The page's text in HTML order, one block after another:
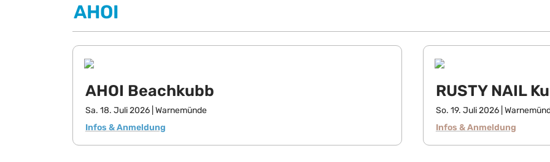
AHOI
AHOI Beachkubb
Sa. 18. Juli 2026 | Warnemünde
Infos & Anmeldung
RUSTY NAIL
So. 19. Juli 2026 |
Infos & Anmeldung